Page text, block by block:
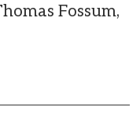
Fossum,